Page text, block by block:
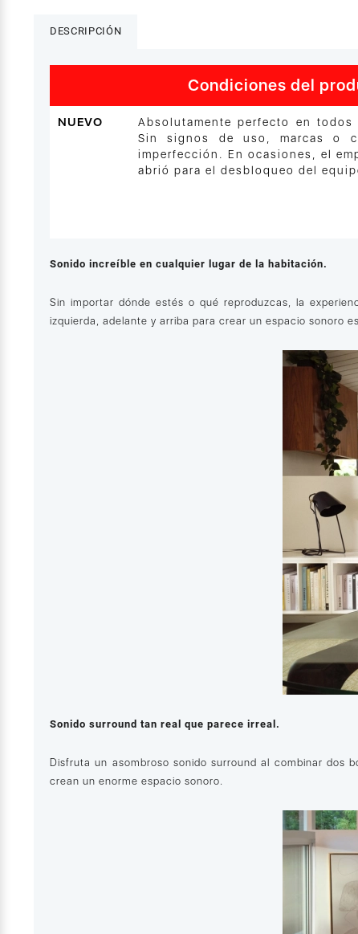
DESCRIPCIÓN
Condiciones del
NUEVO
Absolutamente perfecto en
Sin signos de uso, marcas o
imperfección. En ocasiones, el
abrió para el desbloqueo del
Sonido increíble en cualquier lugar de la habitación.
Sin importar dónde estés o qué reproduzcas, la
izquierda, adelante y arriba para crear un espacio sonoro
Sonido surround tan real que parece irreal.
Disfruta un asombroso sonido surround al combinar dos
crean un enorme espacio sonoro.